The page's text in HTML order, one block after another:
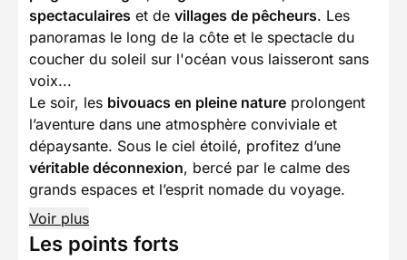
spectaculaires et de villages de pêcheurs. Les
panoramas le long de la côte et le spectacle du
coucher du soleil sur l'océan vous laisseront sans
voix...
Le soir, les bivouacs en pleine nature prolongent
l’aventure dans une atmosphère conviviale et
dépaysante. Sous le ciel étoilé, profitez d’une
véritable déconnexion, bercé par le calme des
grands espaces et l’esprit nomade du voyage.
Voir plus
Les points forts